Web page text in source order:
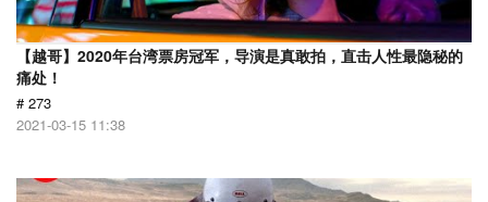
【越哥】2020年台湾票房冠军，导演是真敢拍，直击人性最隐秘的
痛处！
# 273
2021-03-15 11:38